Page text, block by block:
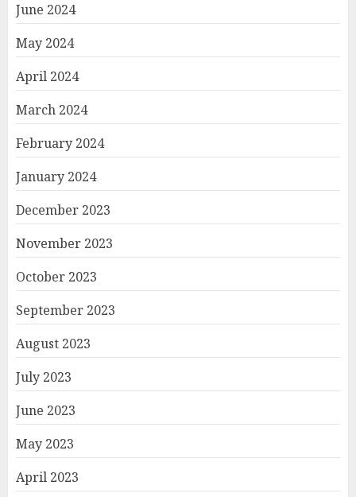
June 2024
May 2024
April 2024
March 2024
February 2024
January 2024
December 2023
November 2023
October 2023
September 2023
August 2023
July 2023
June 2023
May 2023
April 2023